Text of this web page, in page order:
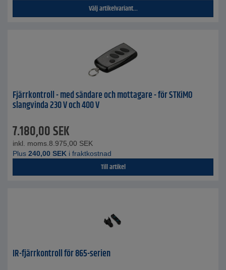
Välj artikelvariant...
Fjärrkontroll - med sändare och mottagare - för STKiMO
slangvinda 230 V och 400 V
7.180,00SEK
inkl. moms. 8.975,00 SEK
Plus 240,00 SEK i fraktkostnad
Till artikel
IR-fjärrkontroll för 865-serien